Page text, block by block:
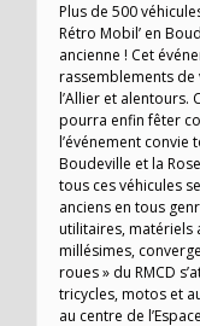
Plus de 500
Rétro Mobil’ en
ancienne ! Cet
rassemblements de
l’Allier et alentours.
pourra enfin fêter
l’événement convie
Boudeville et la
tous ces véhicules
anciens en tous
utilitaires, matériels
millésimes,
roues » du RMCD
tricycles, motos et
au centre de